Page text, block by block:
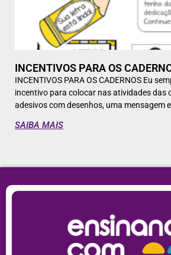
INCENTIVOS PARA OS
INCENTIVOS PARA OS CADERNOS Eu
incentivo para colocar nas atividades das
adesivos com desenhos, uma mensagem
SAIBA MAIS